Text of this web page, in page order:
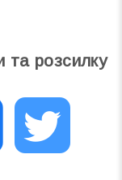
та розсилку